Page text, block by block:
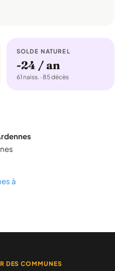
SOLDE NATUREL
-24 / an
61 naiss. · 85 décès
à
DES COMMUNES